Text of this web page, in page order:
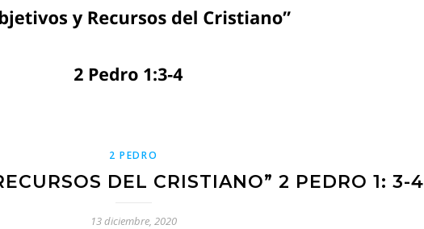
2 PEDRO
DEL CRISTIANO” 2 PEDRO 1: 3-4
13 diciembre, 2020